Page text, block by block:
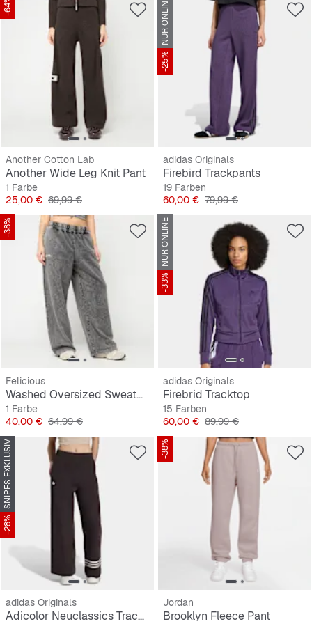
-64%
Another Cotton Lab
Another Wide Leg Knit Pant
1 Farbe
Preis
25,00 € Originalpreis
69,99 €
NUR ONLINE
-25%
adidas Originals
Firebird Trackpants
19 Farben
Preis
60,00 € Originalpreis
79,99 €
-38%
Felicious
Washed Oversized Sweatpants
1 Farbe
Preis
40,00 € Originalpreis
64,99 €
NUR ONLINE
-33%
adidas Originals
Firebrid Tracktop
15 Farben
Preis
60,00 € Originalpreis
89,99 €
SNIPES EXKLUSIV
-28%
adidas Originals
Adicolor Neuclassics Track Pants
-38%
Jordan
Brooklyn Fleece Pant